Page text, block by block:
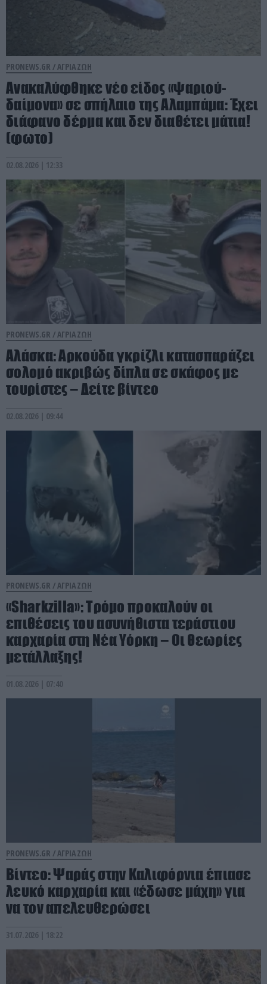
PRONEWS.GR /ΑΓΡΙΑ ΖΩΗ
Ανακαλύφθηκε νέο είδος «ψαριού-
δαίμονα» σε σπήλαιο της Αλαμπάμα: Έχει
διάφανο δέρμα και δεν διαθέτει μάτια!
(φωτο)
02.08.2026 | 12:33
PRONEWS.GR /ΑΓΡΙΑ ΖΩΗ
Αλάσκα: Αρκούδα γκρίζλι κατασπαράζει
σολομό ακριβώς δίπλα σε σκάφος με
τουρίστες – Δείτε βίντεο
02.08.2026 | 09:44
PRONEWS.GR /ΑΓΡΙΑ ΖΩΗ
«Sharkzilla»: Tρόμο προκαλούν οι
επιθέσεις του ασυνήθιστα τεράστιου
καρχαρία στη Νέα Υόρκη – Οι θεωρίες
μετάλλαξης!
01.08.2026 | 07:40
PRONEWS.GR / ΑΓΡΙΑ ΖΩΗ
Βίντεο: Ψαράς στην Καλιφόρνια έπιασε
λευκό καρχαρία και «έδωσε μάχη» για
να τον απελευθερώσει
31.07.2026 | 18:22